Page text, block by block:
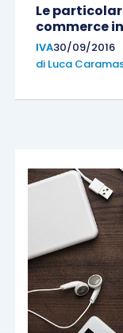
Le
commerce
IVA30/09/2016
di Luca